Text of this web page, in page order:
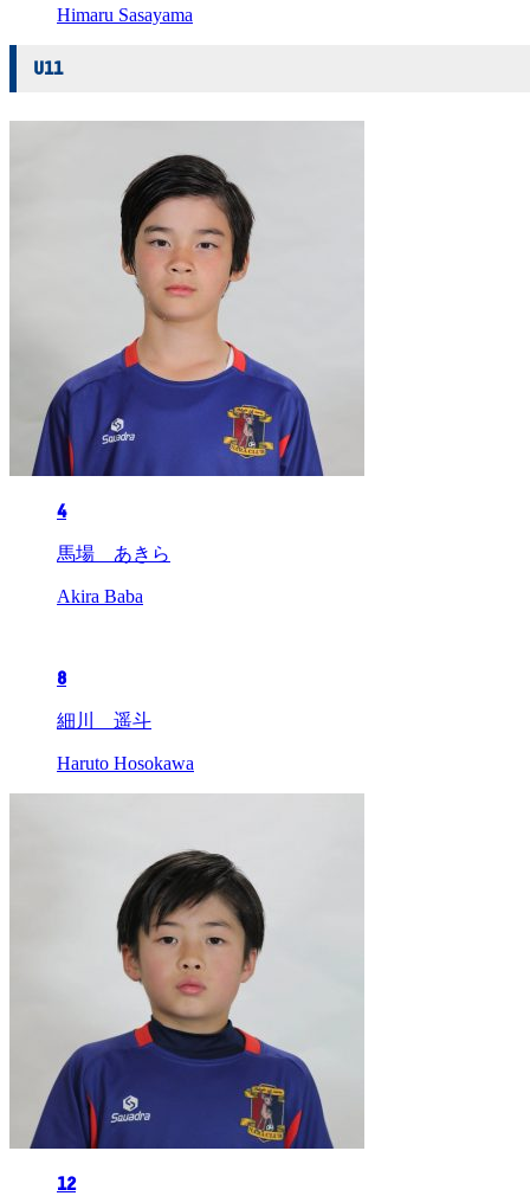
Himaru Sasayama
U11
4
馬場 あきら
Akira Baba
8
細川 遥斗
Haruto Hosokawa
12